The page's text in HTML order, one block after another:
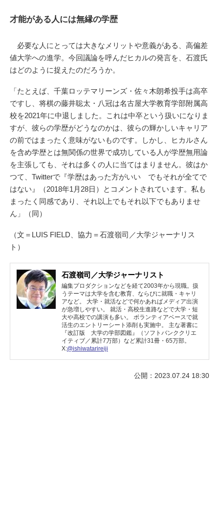
才能がある人には無縁の学歴
必要な人にとっては大きなメリットや意義がある、高偏差
値大学への進学。今回議論を呼んだヒカルの発言を、石渡氏
はどのように捉えたのだろうか。
「たとえば、千葉ロッテマリーンズ・佐々木朗希投手は高卒
ですし、将棋の藤井聡太・八冠は名古屋大学教育学部附属高
校を2021年に中退しました。これは中卒という扱いになりま
すが、彼らの学歴がどうなのかは、彼らの輝かしいキャリア
の前ではまったく意味がないものです。しかし、ヒカルさん
を含め学歴とは無関係の世界で成功している人が学歴無用論
を主張しても、それは多くの人に当てはまりません。彼はか
つて、Twitterで『学歴はあった方がいい でもそれが全てで
はない』（2018年1月28日）とコメントされています。私も
まったく同感であり、それ以上でもそれ以下でもありませ
ん」（同）
（文＝LUIS FIELD、協力＝石渡嶺司／大学ジャーナリス
ト）
石渡嶺司／大学ジャーナリスト
編集プロダクションなどを経て2003年から現職。扱
うテーマは大学を含む教育、ならびに就職・キャリ
アなど。 大学・就活などで何かあればメディア出演
が急増しやすい。 就活・高校生進路などで大学・短
大や高校での講演も多い。 ボランティアベースで就
活生のエントリーシート添削も実施中。 主な著書に
『改訂版 大学の学部図鑑』（ソフトバンククリエ
イティブ／累計7万部）など累計31冊・65万部。
X:@ishiwatarireiji
公開：2023.07.24 18:30